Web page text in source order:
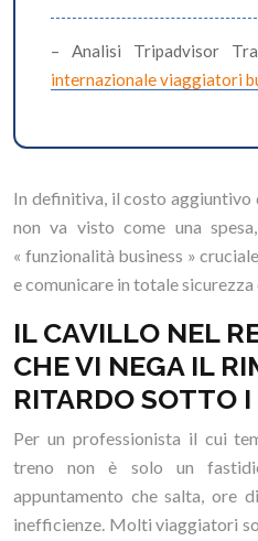
– Analisi Tripadvisor
internazionale viaggiatori
In definitiva, il costo
non va visto come una
« funzionalità business »
e comunicare in totale
IL CAVILLO NEL
CHE VI NEGA IL
RITARDO SOTTO
Per un professionista il cui
treno non è solo un
appuntamento che salta, ore
inefficienze. Molti viaggiatori